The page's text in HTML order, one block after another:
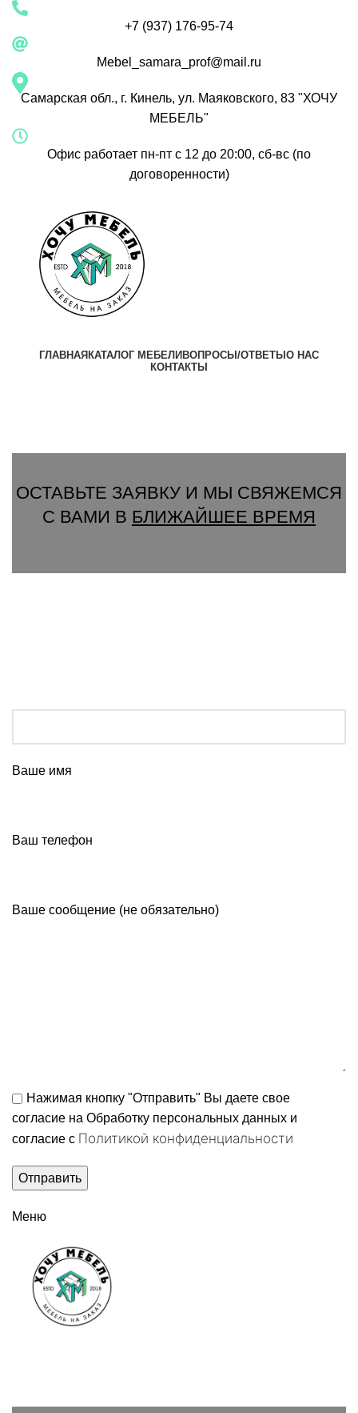
+7 (937) 176-95-74
Mebel_samara_prof@mail.ru
Самарская обл., г. Кинель, ул. Маяковского, 83 "ХОЧУ
МЕБЕЛЬ"
Офис работает пн-пт с 12 до 20:00, сб-вс (по
договоренности)
ГЛАВНАЯ КАТАЛОГ МЕБЕЛИ ВОПРОСЫ/ОТВЕТЫ О НАС
КОНТАКТЫ
ОСТАВЬТЕ ЗАЯВКУ И МЫ СВЯЖЕМСЯ
С ВАМИ В БЛИЖАЙШЕЕ ВРЕМЯ
Ваше имя
Ваш телефон
Ваше сообщение (не обязательно)
Нажимая кнопку "Отправить" Вы даете свое
согласие на Обработку персональных данных и
согласие c Политикой конфиденциальности
Меню